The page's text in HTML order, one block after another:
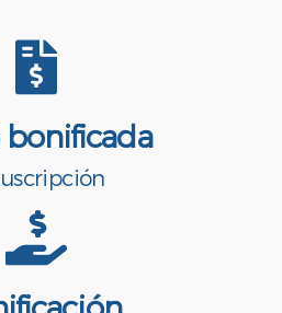
bonificada